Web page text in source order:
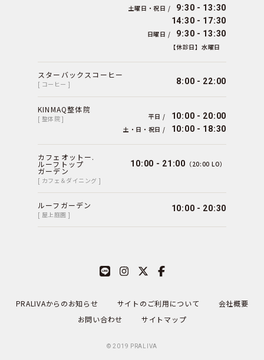
土曜日・祝日 /
9:30 - 13:30
14:30 - 17:30
日曜日 / 9:30 - 13:30
【休診日】水曜日
スターバックスコーヒー
[ コーヒー ] 8:00 - 22:00
KINMAQ整体院
[ 整体院 ] 平日 / 10:00 - 20:00
土・日・祝日 / 10:00 - 18:30
カフェオットー.
ルーフトップ
ガーデン
[ カフェ＆ダイニング ]
10:00 - 21:00 （20:00 LO）
ルーフガーデン
[ 屋上庭園 ]
10:00 - 20:30
PRALIVAからのお知らせ サイトのご利用について
会社概要
お問い合わせ
サイトマップ
© 2019 PRALIVA